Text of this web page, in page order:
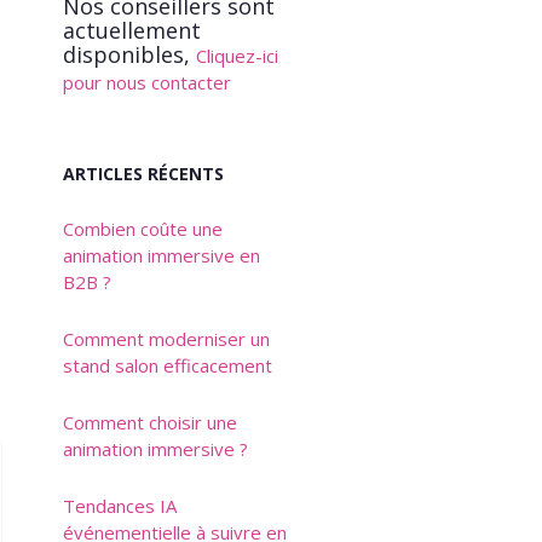
Nos conseillers sont
actuellement
disponibles, Cliquez-ici
pour nous contacter
ARTICLES RÉCENTS
Combien coûte une
animation immersive en
B2B ?
Comment moderniser un
stand salon efficacement
Comment choisir une
animation immersive ?
Tendances IA
événementielle à suivre en